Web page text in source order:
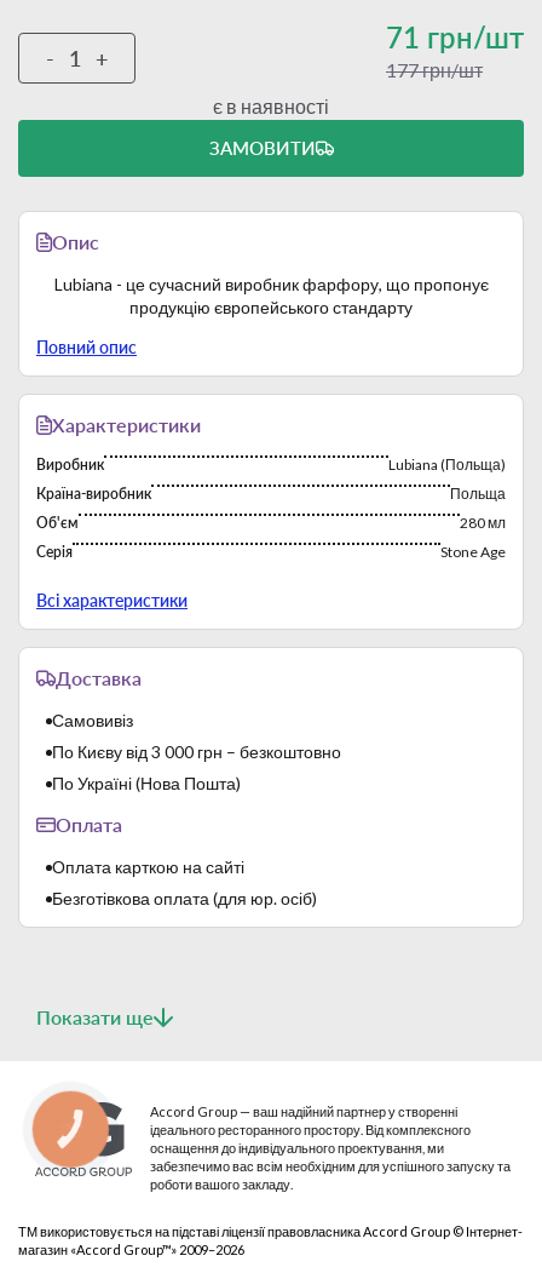
71 грн/шт
177 грн/шт
- +
є в наявності
ЗАМОВИТИ
Опис
Lubiana - це сучасний виробник фарфору, що пропонує
продукцію європейського стандарту
бренду. Виробничі потужності характеризуються високою
Lubiana виробляє твердий білий фарфор. Застосовуються
багаторазові високотемпературні випали:
- перший, так званий "бісквітний випал" - 1000 ℃;
Цей виробничий процес забезпечує високу термічну
твердість глазурі.
Lubiana – польський бренд, який забезпечує дуже високу
Повний опис
Характеристики
Виробник
Lubiana (Польща)
Країна-виробник
Польща
Об'єм
280 мл
Серія
Stone Age
Всі характеристики
Доставка
Самовивіз
По Києву від 3 000 грн – безкоштовно
По Україні (Нова Пошта)
Оплата
Оплата карткою на сайті
Безготівкова оплата (для юр. осіб)
Показати ще
Accord Group — ваш надійний партнер у створенні
ідеального ресторанного простору. Від комплексного
оснащення до індивідуального проектування, ми
забезпечимо вас всім необхідним для успішного запуску та
роботи вашого закладу.
ТМ використовується на підставі ліцензії правовласника Accord Group © Інтернет-
магазин «Accord Group™» 2009–2026
КНОПКА
СВЯЗИ